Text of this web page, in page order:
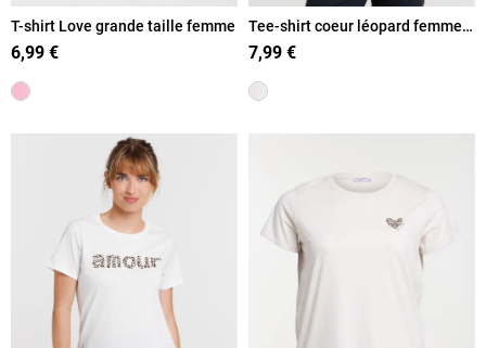
T-shirt Love grande taille femme
6,99 €
Tee-shirt coeur léopard femme
beige
7,99 €